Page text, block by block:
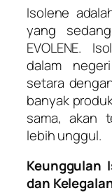
Isolene
yang
EVOLENE.
dalam
setara
banyak
sama, akan
lebih unggul.
Keunggulan
dan